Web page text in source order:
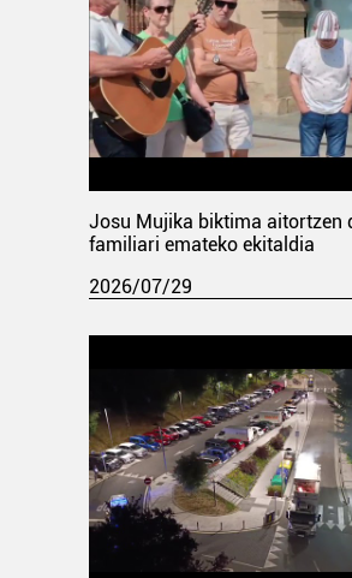
Josu Mujika biktima aitortzen
familiari emateko ekitaldia
2026/07/29